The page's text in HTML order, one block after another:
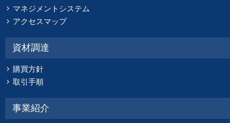
マネジメントシステム
アクセスマップ
資材調達
購買方針
取引手順
事業紹介